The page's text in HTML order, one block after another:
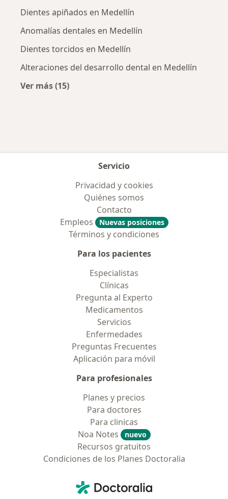
Dientes apiñados en Medellín
Anomalías dentales en Medellín
Dientes torcidos en Medellín
Alteraciones del desarrollo dental en Medellín
Ver más (15)
Servicio
Privacidad y cookies
Quiénes somos
Contacto
Empleos
Nuevas posiciones
Términos y condiciones
Para los pacientes
Especialistas
Clínicas
Pregunta al Experto
Medicamentos
Servicios
Enfermedades
Preguntas Frecuentes
Aplicación para móvil
Para profesionales
Planes y precios
Para doctores
Para clinicas
Noa Notes
nuevo
Recursos gratuitos
Condiciones de los Planes Doctoralia
Doctoralia - Página de inicio